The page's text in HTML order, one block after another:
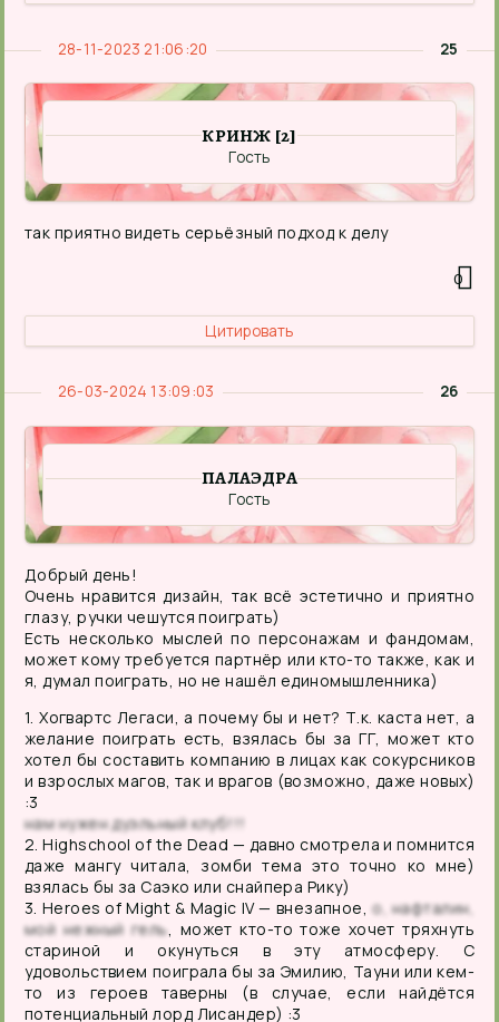
25
28-11-2023 21:06:20
КРИНЖ [2]
Гость
так приятно видеть серьёзный подход к делу
0
Цитировать
26
26-03-2024 13:09:03
ПАЛАЭДРА
Гость
Добрый день!
Очень нравится дизайн, так всё эстетично и приятно
глазу, ручки чешутся поиграть)
Есть несколько мыслей по персонажам и фандомам,
может кому требуется партнёр или кто-то также, как и
я, думал поиграть, но не нашёл единомышленника)
1. Хогвартс Легаси, а почему бы и нет? Т.к. каста нет, а
желание поиграть есть, взялась бы за ГГ, может кто
хотел бы составить компанию в лицах как сокурсников
и взрослых магов, так и врагов (возможно, даже новых)
:3
нам нужен дуэльный клуб!!!
2. Highschool of the Dead — давно смотрела и помнится
даже мангу читала, зомби тема это точно ко мне)
взялась бы за Саэко или снайпера Рику)
3. Heroes of Might & Magic IV — внезапное,о, нафталин,
мой нежный гель, может кто-то тоже хочет тряхнуть
стариной и окунуться в эту атмосферу. С
удовольствием поиграла бы за Эмилию, Тауни или кем-
то из героев таверны (в случае, если найдётся
потенциальный лорд Лисандер) :3